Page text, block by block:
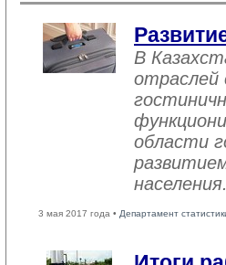
В
отраслей
области
населения.
3 мая 2017 года • Департамент